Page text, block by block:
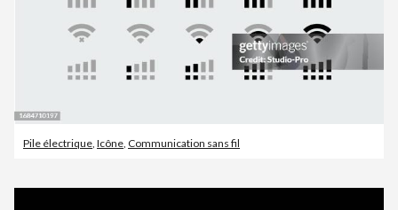
Pile électrique Icône Communication sans fil